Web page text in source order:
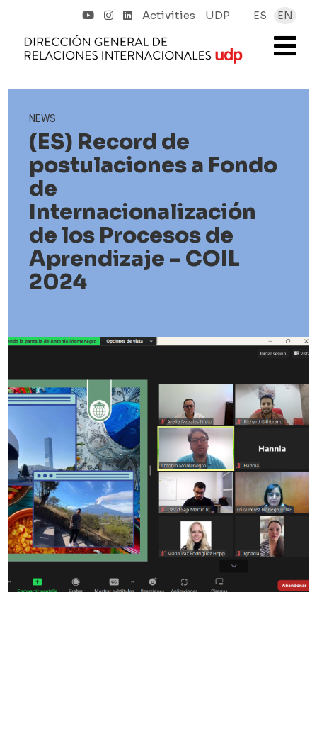
Activities UDP ES EN
NEWS
(ES) Record de
postulaciones a Fondo
de
Internacionalización
de los Procesos de
Aprendizaje – COIL
2024